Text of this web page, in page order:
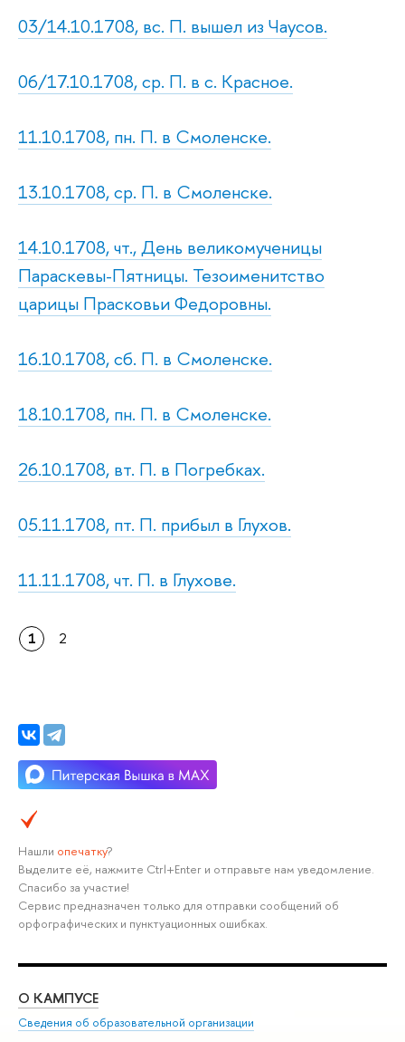
03/14.10.1708, вс. П. вышел из Чаусов.
06/17.10.1708, ср. П. в с. Красное.
11.10.1708, пн. П. в Смоленске.
13.10.1708, ср. П. в Смоленске.
14.10.1708, чт., День великомученицы
Параскевы-Пятницы. Тезоименитство
царицы Прасковьи Федоровны.
16.10.1708, сб. П. в Смоленске.
18.10.1708, пн. П. в Смоленске.
26.10.1708, вт. П. в Погребках.
05.11.1708, пт. П. прибыл в Глухов.
11.11.1708, чт. П. в Глухове.
1 2
Нашли опечатку?
Выделите её, нажмите Ctrl+Enter и отправьте нам уведомление.
Спасибо за участие!
Сервис предназначен только для отправки сообщений об
орфографических и пунктуационных ошибках.
О КАМПУСЕ
Сведения об образовательной организации